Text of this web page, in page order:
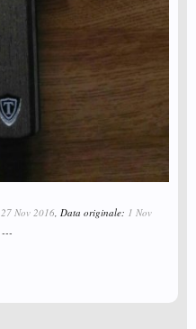
27 Nov 2016, Data originale: 1 Nov
---